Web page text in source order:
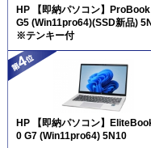
HP 【即納パソコン】
G5 (Win11pro64)(SSD新品)
※テンキー付
HP 【即納パソコン】
0 G7 (Win11pro64) 5N10